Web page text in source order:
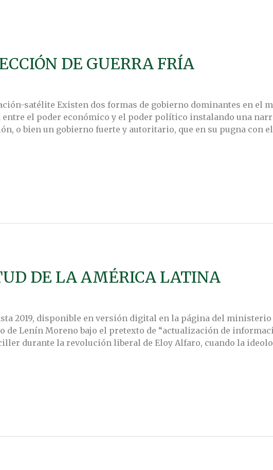
DE GUERRA FRÍA
satélite Existen dos formas de gobierno dominantes en el
el poder económico y el poder político instalando una
o bien un gobierno fuerte y autoritario, que en su pugna con
DE LA AMÉRICA LATINA
2019, disponible en versión digital en la página del
de Lenín Moreno bajo el pretexto de “actualización de
durante la revolución liberal de Eloy Alfaro, cuando la